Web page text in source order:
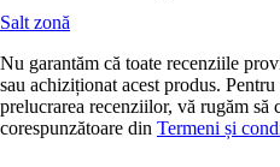
Salt zonă
Nu garantăm că toate recenziile
sau achiziționat acest produs.
prelucrarea recenziilor, vă rugăm să
corespunzătoare din Termeni și